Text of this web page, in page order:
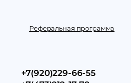
Реферальная программа
+7(920)229-66-55